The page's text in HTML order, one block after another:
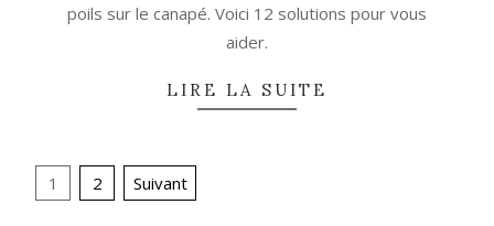
poils sur le canapé. Voici 12 solutions pour vous
aider.
LIRE LA SUITE
Navigation
1 2 Suivant